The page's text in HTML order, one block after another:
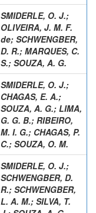
SMIDERLE, O. J.;
OLIVEIRA, J. M. F.
de; SCHWENGBER,
D. R.; MARQUES, C.
S.; SOUZA, A. G.
SMIDERLE, O. J.;
CHAGAS, E. A.;
SOUZA, A. G.; LIMA,
G. G. B.; RIBEIRO,
M. I. G.; CHAGAS, P.
C.; SOUZA, O. M.
SMIDERLE, O. J.;
SCHWENGBER, D.
R.; SCHWENGBER,
L. A. M.; SILVA, T.